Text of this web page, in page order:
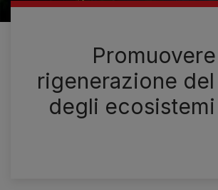
rigenerazione
degli